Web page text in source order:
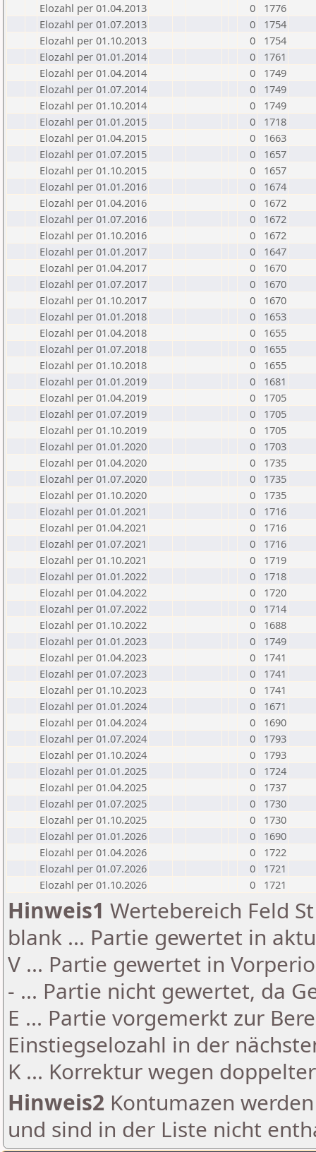
Elozahl per 01.04.2013
0
1776
Elozahl per 01.07.2013
0
1754
Elozahl per 01.10.2013
0
1754
Elozahl per 01.01.2014
0
1761
Elozahl per 01.04.2014
0
1749
Elozahl per 01.07.2014
0
1749
Elozahl per 01.10.2014
0
1749
Elozahl per 01.01.2015
0
1718
Elozahl per 01.04.2015
0
1663
Elozahl per 01.07.2015
0
1657
Elozahl per 01.10.2015
0
1657
Elozahl per 01.01.2016
0
1674
Elozahl per 01.04.2016
0
1672
Elozahl per 01.07.2016
0
1672
Elozahl per 01.10.2016
0
1672
Elozahl per 01.01.2017
0
1647
Elozahl per 01.04.2017
0
1670
Elozahl per 01.07.2017
0
1670
Elozahl per 01.10.2017
0
1670
Elozahl per 01.01.2018
0
1653
Elozahl per 01.04.2018
0
1655
Elozahl per 01.07.2018
0
1655
Elozahl per 01.10.2018
0
1655
Elozahl per 01.01.2019
0
1681
Elozahl per 01.04.2019
0
1705
Elozahl per 01.07.2019
0
1705
Elozahl per 01.10.2019
0
1705
Elozahl per 01.01.2020
0
1703
Elozahl per 01.04.2020
0
1735
Elozahl per 01.07.2020
0
1735
Elozahl per 01.10.2020
0
1735
Elozahl per 01.01.2021
0
1716
Elozahl per 01.04.2021
0
1716
Elozahl per 01.07.2021
0
1716
Elozahl per 01.10.2021
0
1719
Elozahl per 01.01.2022
0
1718
Elozahl per 01.04.2022
0
1720
Elozahl per 01.07.2022
0
1714
Elozahl per 01.10.2022
0
1688
Elozahl per 01.01.2023
0
1749
Elozahl per 01.04.2023
0
1741
Elozahl per 01.07.2023
0
1741
Elozahl per 01.10.2023
0
1741
Elozahl per 01.01.2024
0
1671
Elozahl per 01.04.2024
0
1690
Elozahl per 01.07.2024
0
1793
Elozahl per 01.10.2024
0
1793
Elozahl per 01.01.2025
0
1724
Elozahl per 01.04.2025
0
1737
Elozahl per 01.07.2025
0
1730
Elozahl per 01.10.2025
0
1730
Elozahl per 01.01.2026
0
1690
Elozahl per 01.04.2026
0
1722
Elozahl per 01.07.2026
0
1721
Elozahl per 01.10.2026
0 1721
Hinweis1 Wertebereich Feld
blank ... Partie gewertet in
V ... Partie gewertet in
- ... Partie nicht gewertet, da
E ... Partie vorgemerkt zur
Einstiegselozahl in der
K ... Korrektur wegen
Hinweis2 Kontumazen
und sind in der Liste nicht